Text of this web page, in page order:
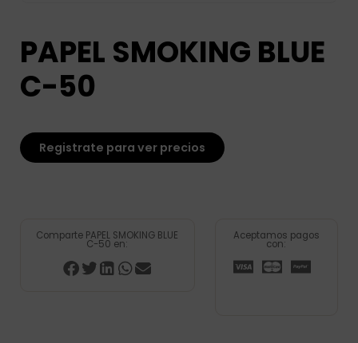
PAPEL SMOKING BLUE
C-50
Registrate para ver precios
Comparte PAPEL SMOKING BLUE
C-50 en:
Aceptamos pagos
con: